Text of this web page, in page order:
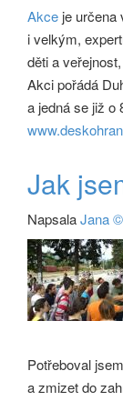
Akce je určena
i velkým,
děti a
Akci pořádá
a jedná se již o
Jak
NapsalaJana
Potřeboval
a zmizet do